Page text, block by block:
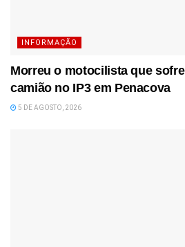
INFORMAÇÃO
Morreu o motocilista que
camião no IP3 em Penacova
5 DE AGOSTO, 2026